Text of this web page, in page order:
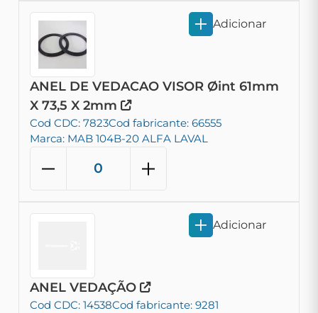
ANEL DE VEDACAO VISOR Øint 61mm
X 73,5 X 2mm
Cod CDC: 7823Cod fabricante: 66555
Marca: MAB 104B-20 ALFA LAVAL
Adicionar
ANEL VEDAÇÃO
Cod CDC: 14538Cod fabricante: 9281
Adicionar